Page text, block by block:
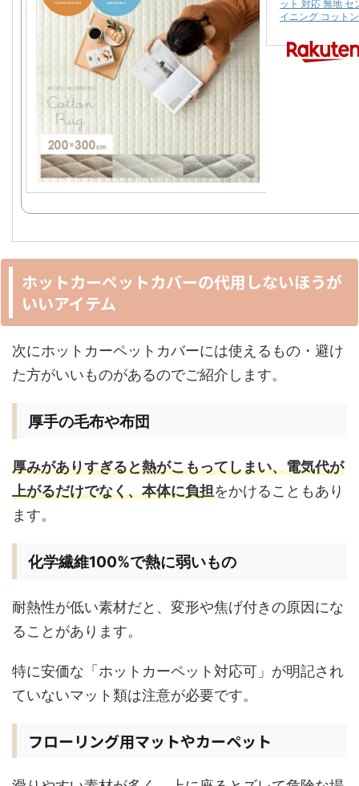
ット 対応 無地 セ
イニング コット
ホットカーペットカバーの代用しないほうが
いいアイテム
次にホットカーペットカバーには使えるもの・避け
た方がいいものがあるのでご紹介します。
厚手の毛布や布団
厚みがありすぎると熱がこもってしまい、電気代が
上がるだけでなく、本体に負担をかけることもあり
ます。
化学繊維100%で熱に弱いもの
耐熱性が低い素材だと、変形や焦げ付きの原因にな
ることがあります。
特に安価な「ホットカーペット対応可」が明記され
ていないマット類は注意が必要です。
フローリング用マットやカーペット